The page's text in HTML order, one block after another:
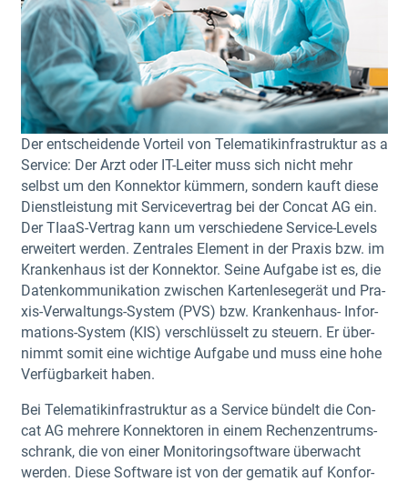
Der ent­schei­den­de Vor­teil von Tele­ma­tik­in­fra­struk­tur as a
Ser­vice: Der Arzt oder IT-Lei­ter muss sich nicht mehr
selbst um den Kon­nek­tor küm­mern, son­dern kauft die­se
Dienst­leis­tung mit Ser­vice­ver­trag bei der Con­cat AG ein.
Der TIa­aS-Ver­trag kann um ver­schie­de­ne Ser­vice-Levels
erwei­tert wer­den. Zen­tra­les Ele­ment in der Pra­xis bzw. im
Kran­ken­haus ist der Kon­nek­tor. Sei­ne Auf­ga­be ist es, die
Daten­kom­mu­ni­ka­ti­on zwi­schen Kar­ten­le­se­ge­rät und Pra­
xis-Ver­wal­tungs-Sys­tem (PVS) bzw. Kran­ken­haus- Infor­
ma­ti­ons-Sys­tem (KIS) ver­schlüs­selt zu steu­ern. Er über­
nimmt somit eine wich­ti­ge Auf­ga­be und muss eine hohe
Ver­füg­bar­keit haben.
Bei Tele­ma­tik­in­fra­struk­tur as a Ser­vice bün­delt die Con­
cat AG meh­re­re Kon­nek­to­ren in einem Rechen­zen­trums­
schrank, die von einer Moni­to­ring­soft­ware über­wacht
wer­den. Die­se Soft­ware ist von der gema­tik auf Kon­for­